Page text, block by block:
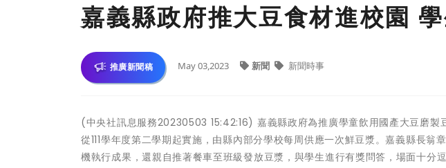
嘉義縣政府推大豆食材進校園
推廣新聞稿 May 03,2023 新聞 新聞時事
(中央社訊息服務20230503 15:42:16) 嘉義縣政府為推廣學童飲用國產大豆磨製豆
從111學年度第二學期起實施，由縣內部分學校每周供應一次鮮豆漿。嘉義縣長翁
機執行成果，還親自推著餐車至班級發放豆漿，與學生進行有獎問答，場面十分逗